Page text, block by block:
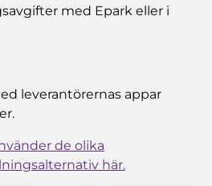
med Epark eller i
leverantörernas appar
de olika
här.